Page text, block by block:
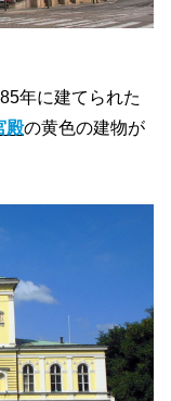
年に建てられた
殿の黄色の建物が